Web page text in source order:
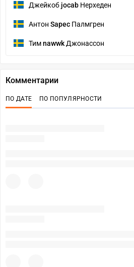
Джейкоб jocab Нерхеден
Антон Sapec Палмгрен
Тимnawwk Джонассон
Комментарии
ПО ДАТЕ ПО ПОПУЛЯРНОСТИ